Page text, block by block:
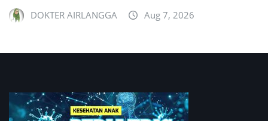
DOKTER AIRLANGGA Aug 7, 2026